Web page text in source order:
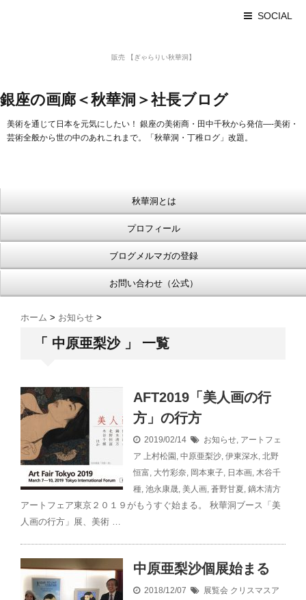
SOCIAL
販売 【ぎゃらりい秋華洞】
銀座の画廊＜秋華洞＞社長ブログ
美術を通じて日本を元気にしたい！ 銀座の美術商・田中千秋から発信—-美術・
芸術全般から世の中のあれこれまで。「秋華洞・丁稚ログ」改題。
秋華洞とは
プロフィール
ブログメルマガの登録
お問い合わせ（公式）
ホーム > お知らせ >
「 中原亜梨沙 」 一覧
AFT2019「美人画の行
方」の行方
2019/02/14 お知らせ, アートフェ
ア 上村松園 , 中原亜梨沙, 伊東深水, 北野
恒富, 大竹彩奈, 岡本東子, 日本画, 木谷千
種, 池永康晟, 美人画, 蒼野甘夏, 鏑木清方
アートフェア東京２０１９がもうすぐ始まる。 秋華洞ブース「美
人画の行方」展、美術 …
中原亜梨沙個展始まる
2018/12/07 展覧会 クリスマスア